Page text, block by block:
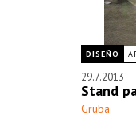
DISEÑO
29.7.2013
Stand
Gruba